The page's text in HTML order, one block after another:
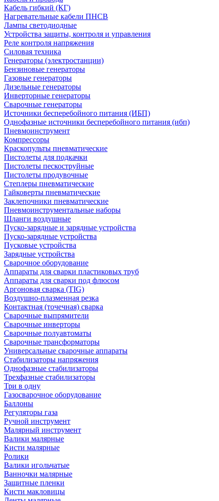
Кабель гибкий (КГ)
Нагревательные кабели ПНСВ
Лампы светодиодные
Устройства защиты, контроля и управления
Реле контроля напряжения
Силовая техника
Генераторы (электростанции)
Бензиновые генераторы
Газовые генераторы
Дизельные генераторы
Инверторные генераторы
Сварочные генераторы
Источники бесперебойного питания (ИБП)
Однофазные источники бесперебойного питания (ибп)
Пневмоинструмент
Компрессоры
Краскопульты пневматические
Пистолеты для подкачки
Пистолеты пескоструйные
Пистолеты продувочные
Степлеры пневматические
Гайковерты пневматические
Заклепочники пневматические
Пневмоинструментальные наборы
Шланги воздушные
Пуско-зарядные и зарядные устройства
Пуско-зарядные устройства
Пусковые устройства
Зарядные устройства
Сварочное оборудование
Аппараты для сварки пластиковых труб
Аппараты для сварки под флюсом
Аргоновая сварка (TIG)
Воздушно-плазменная резка
Контактная (точечная) сварка
Сварочные выпрямители
Сварочные инверторы
Сварочные полуавтоматы
Сварочные трансформаторы
Универсальные сварочные аппараты
Стабилизаторы напряжения
Однофазные стабилизаторы
Трехфазные стабилизаторы
Три в одну
Газосварочное оборудование
Баллоны
Регуляторы газа
Ручной инструмент
Малярный инструмент
Валики малярные
Кисти малярные
Ролики
Валики игольчатые
Ванночки малярные
Защитные пленки
Кисти макловицы